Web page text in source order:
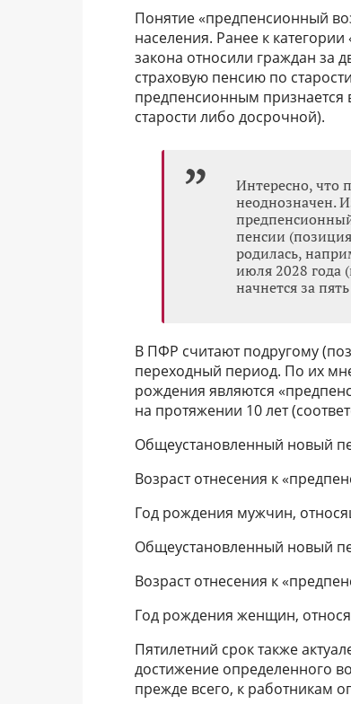
Понятие «предпенсионный
населения. Ранее к
закона относили граждан за
страховую пенсию по
предпенсионным признается
старости либо досрочной).
Интересно, что
неоднозначен.
пенсии
родилась,
июля 2028 года
начнется за
В ПФР считают подругому
переходный период. По их
рождения являются
на протяжении 10 лет
Общеустановленный новый
Возраст отнесения к
Год рождения мужчин,
Общеустановленный новый
Возраст отнесения к
Год рождения женщин,
Пятилетний срок также
достижение определенного
прежде всего, к работникам